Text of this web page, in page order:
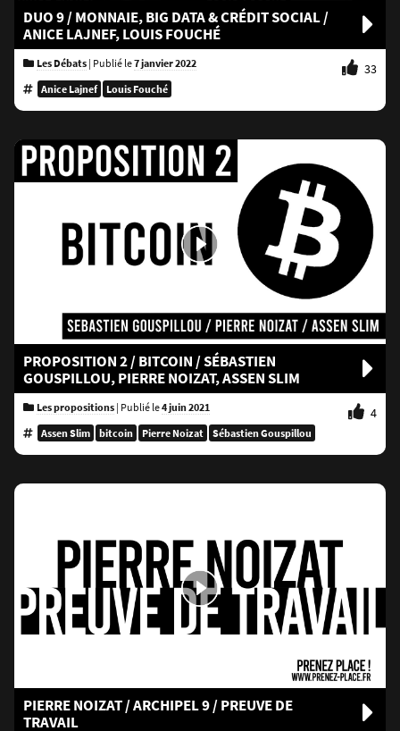
DUO 9 / MONNAIE, BIG DATA & CRÉDIT SOCIAL /
ANICE LAJNEF, LOUIS FOUCHÉ
Les Débats | Publié le7 janvier 2022 33
Anice Lajnef Louis Fouché
PROPOSITION 2 / BITCOIN / SÉBASTIEN
GOUSPILLOU, PIERRE NOIZAT, ASSEN SLIM
Les propositions | Publié le4 juin 2021 4
Assen Slim bitcoin Pierre Noizat Sébastien Gouspillou
PIERRE NOIZAT / ARCHIPEL 9 / PREUVE DE
TRAVAIL